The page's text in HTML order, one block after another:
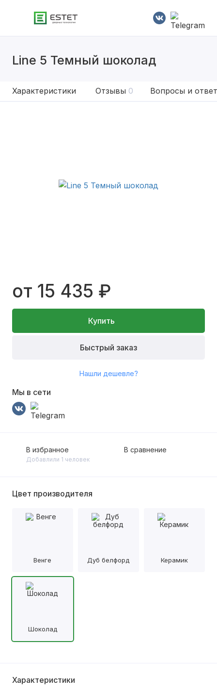
Line 5 Темный шоколад
Характеристики Отзывы 0 Вопросы и
от 15 435 ₽
Купить
Быстрый заказ
Нашли дешевле?
Мы в сети
В избранное
Добавлили 1 человек
В сравнение
Цвет производителя
Венге Дуб белфорд Керамик
Шоколад
Характеристики